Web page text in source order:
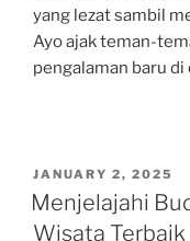
yang lezat sambil
Ayo ajak teman-
pengalaman baru di
POSTED
ON
JANUARY 2, 2025
Menjelajahi
Wisata Terbaik